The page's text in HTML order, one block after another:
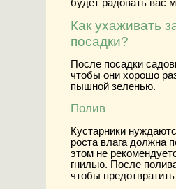
будет радовать вас
Как ухаживать
посадки?
После посадки
чтобы они хорошо
пышной зеленью.
Полив
Кустарники
роста влага должна
этом не
гнилью. После
чтобы